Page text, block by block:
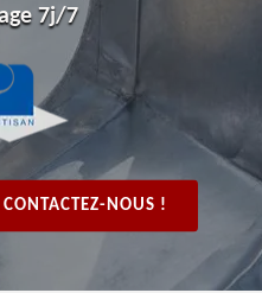
7j/7
CONTACTEZ-NOUS !